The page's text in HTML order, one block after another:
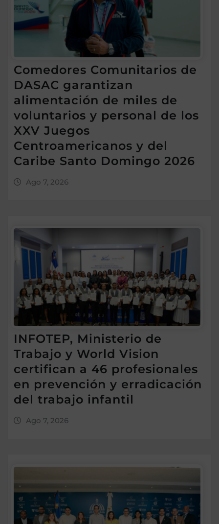
Comedores Comunitarios de
DASAC garantizan
alimentación de miles de
voluntarios y personal de los
XXV Juegos
Centroamericanos y del
Caribe Santo Domingo 2026
Ago 7, 2026
INFOTEP, Ministerio de
Trabajo y World Vision
certifican a 46 profesionales
en prevención y erradicación
del trabajo infantil
Ago 7, 2026